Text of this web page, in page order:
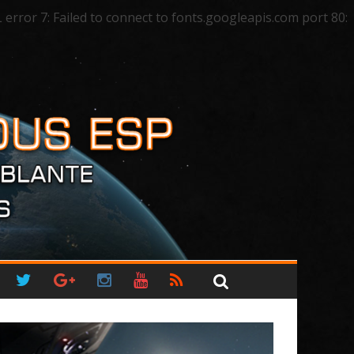
7: Failed to connect to fonts.googleapis.com port 80: